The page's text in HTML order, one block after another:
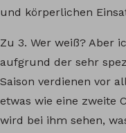
und körperlichen
Zu 3. Wer weiß? Aber
aufgrund der sehr
Saison verdienen vor
etwas wie eine zweite
wird bei ihm sehen,